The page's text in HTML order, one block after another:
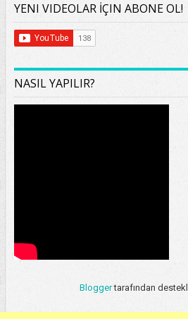
YENI VIDEOLAR İÇIN ABONE OL!
NASIL YAPILIR?
Bloggertarafından